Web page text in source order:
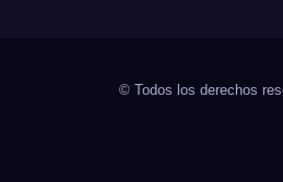
© Todos los derechos